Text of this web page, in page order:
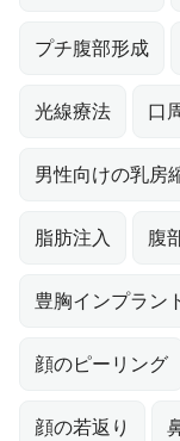
プチ腹部形成
光線療法 口
男性向けの乳房
脂肪注入 腹
豊胸インプラン
顔のピーリング
顔の若返り